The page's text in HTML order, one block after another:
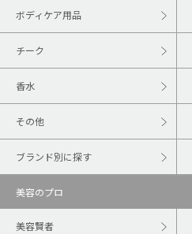
ボディケア用品
チーク
香水
その他
ブランド別に探す
美容のプロ
美容賢者